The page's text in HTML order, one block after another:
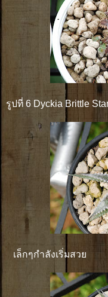
รูปที่ 6 Dyckia Brittle
เล็กๆกำลังเริ่มสวย